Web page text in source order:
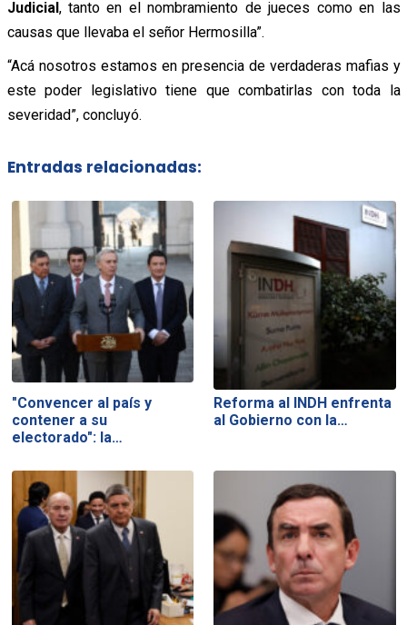
Judicial, tanto en el nombramiento de jueces como en las
causas que llevaba el señor Hermosilla”.
“Acá nosotros estamos en presencia de verdaderas mafias y
este poder legislativo tiene que combatirlas con toda la
severidad”, concluyó.
Entradas relacionadas:
"Convencer al país y
contener a su
electorado": la…
Reforma al INDH enfrenta
al Gobierno con la…